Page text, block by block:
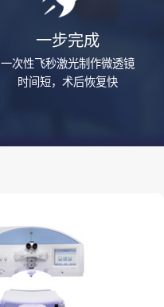
一步完成
一次性飞秒激光制作微透镜
时间短，术后恢复快